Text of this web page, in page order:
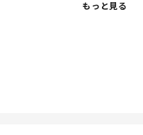
な料理。
もっと見る